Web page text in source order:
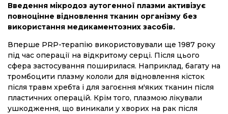
Введення мікродоз аутогенної плазми активізує
повноцінне відновлення тканин організму без
використання медикаментозних засобів.
Вперше PRP-терапію використовували ще 1987 року
під час операції на відкритому серці. Після цього
сфера застосування поширилася. Наприклад, багату на
тромбоцити плазму кололи для відновлення кісток
після травм хребта і для загоєння м'яких тканин після
пластичних операцій. Крім того, плазмою лікували
ушкодження, що виникали у хворих на рак після